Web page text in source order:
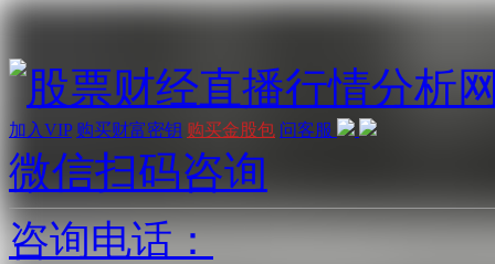
加入VIP 购买财富密钥 购买金股包 问客服
微信扫码咨询
咨询电话：